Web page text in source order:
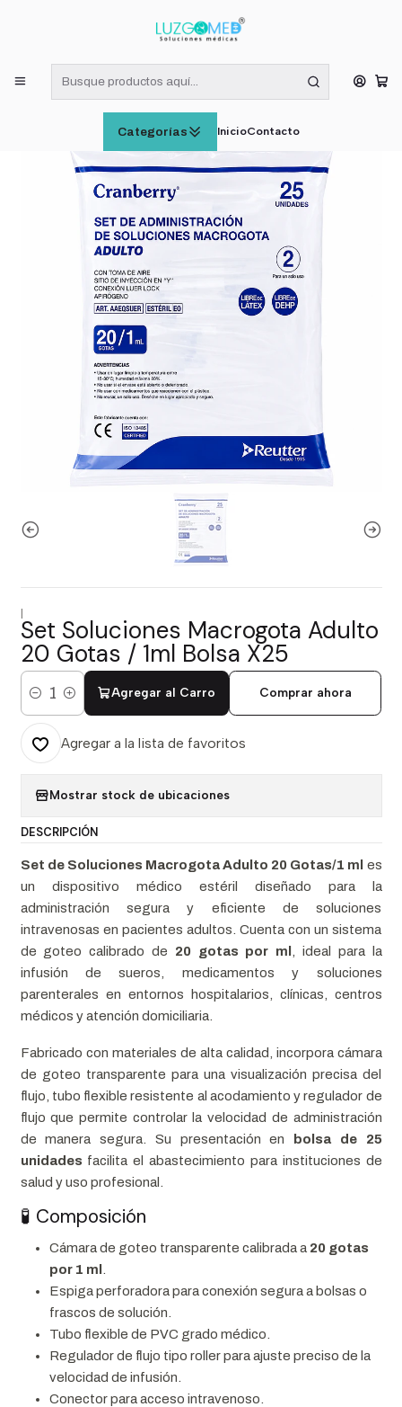
Categorías InicioContacto
¡RECIBE HOY! COMPRAS DE LUNES A VIERNES HASTA LAS 16:00
Inicio
INSUMOS MÉDICOS
Set Soluciones Macrogota Adulto 20 Gotas / 1ml Bolsa X25
Set Soluciones Macrogota Adulto
20 Gotas / 1ml Bolsa X25
Cantidad
Agregar al Carro Comprar ahora
Agregar a la lista de favoritos
Mostrar stock de ubicaciones
DESCRIPCIÓN
Set de Soluciones Macrogota Adulto 20 Gotas/1 ml es
un dispositivo médico estéril diseñado para la
administración segura y eficiente de soluciones
intravenosas en pacientes adultos. Cuenta con un sistema
de goteo calibrado de 20 gotas por ml
, ideal para la
infusión de sueros, medicamentos y soluciones
parenterales en entornos hospitalarios, clínicas, centros
médicos y atención domiciliaria.
Fabricado con materiales de alta calidad, incorpora cámara
de goteo transparente para una visualización precisa del
flujo, tubo flexible resistente al acodamiento y regulador de
flujo que permite controlar la velocidad de administración
de manera segura. Su presentación en bolsa de 25
unidades facilita el abastecimiento para instituciones de
salud y uso profesional.
🧪 Composición
Cámara de goteo transparente calibrada a 20 gotas
por 1 ml
Espiga perforadora para conexión segura a bolsas o
frascos de solución.
Tubo flexible de PVC grado médico.
Regulador de flujo tipo roller para ajuste preciso de la
velocidad de infusión.
Conector para acceso intravenoso.